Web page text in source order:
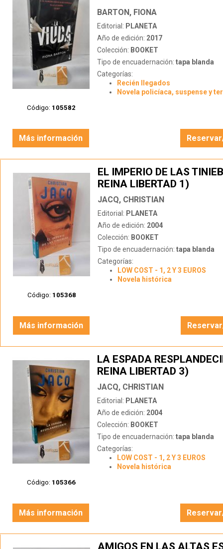
Código: 105582
BARTON, FIONA
Editorial: PLANETA
Año de edición: 2017
Colección: BOOKET
Tipo de encuadernación: tapa blanda
Categorías:
Recién llegados
Novela policíaca, suspense y
Más información
Código: 105368
EL IMPERIO DE LAS
REINA LIBERTAD 1)
JACQ, CHRISTIAN
Editorial: PLANETA
Año de edición: 2004
Colección: BOOKET
Tipo de encuadernación: tapa blanda
Categorías:
LOW COST - 1, 2 Y 3 EUROS
Novela histórica
Más información
Código: 105366
LA ESPADA
REINA LIBERTAD 3)
JACQ, CHRISTIAN
Editorial: PLANETA
Año de edición: 2004
Colección: BOOKET
Tipo de encuadernación: tapa blanda
Categorías:
LOW COST - 1, 2 Y 3 EUROS
Novela histórica
Más información